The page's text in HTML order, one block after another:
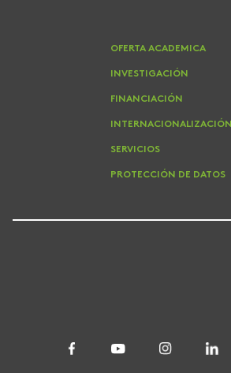
OFERTA ACADEMICA
INVESTIGACIÓN
FINANCIACIÓN
INTERNACIONALIZACIÓN
SERVICIOS
PROTECCIÓN DE DATOS